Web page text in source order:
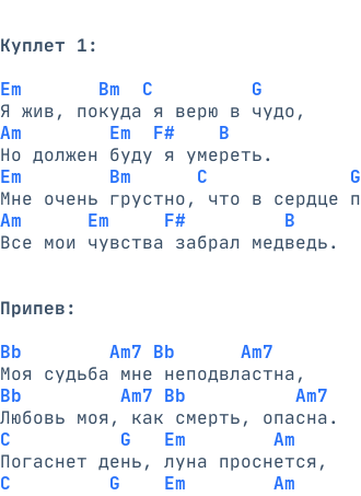
Куплет 1:
Em       Bm  C         G
Am        Em  F#    B
Em        Bm      C             G
Am      Em     F#         B
Все мои чувства забрал медведь.
Припев:
Bb        Am7 Bb      Am7
Bb         Am7 Bb          Am7
C          G   Em        Am
C         G    Em        Am